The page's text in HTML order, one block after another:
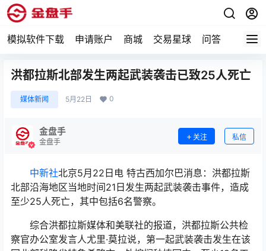
模拟软件下载 申请账户 商城 交易星球 问答 专题
洪都拉斯北部发生两起武装袭击已致25人死亡
媒体新闻 5月22日 0
金盘手
金盘手
关注 私信
中新社北京5月22日电 特古西加尔巴消息：洪都拉斯
北部沿海地区当地时间21日发生两起武装袭击事件，造成
至少25人死亡，其中包括6名警察。
综合洪都拉斯媒体和美联社的报道，洪都拉斯公共检
察官办公室发言人尤里·莫拉说，第一起武装袭击发生在该